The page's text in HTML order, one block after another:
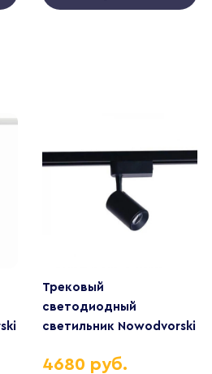
Трековый
светодиодный
светильник Nowodvorski
4680 руб.